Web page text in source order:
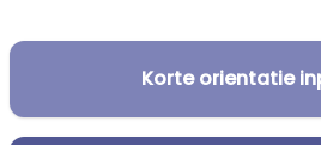
Korte orientatie